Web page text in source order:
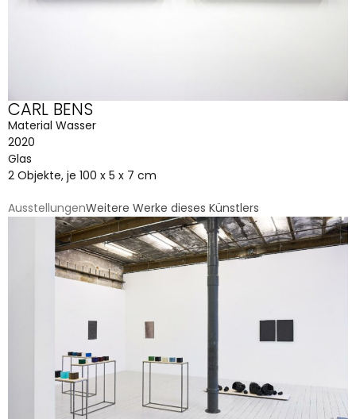
CARL BENS
Material Wasser
2020
Glas
2 Objekte, je 100 x 5 x 7 cm
AusstellungenWeitere Werke dieses Künstlers